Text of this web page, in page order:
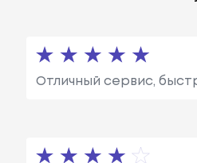
Отличный сервис,